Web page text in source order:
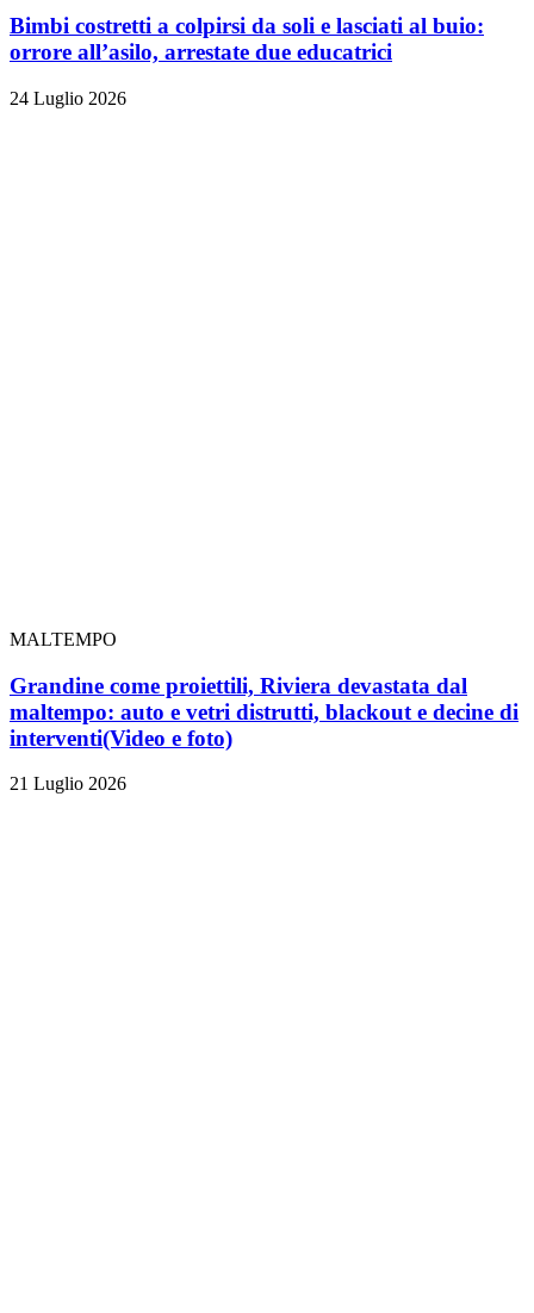
Bimbi costretti a colpirsi da soli e lasciati al buio:
orrore all’asilo, arrestate due educatrici
24 Luglio 2026
MALTEMPO
Grandine come proiettili, Riviera devastata dal
maltempo: auto e vetri distrutti, blackout e decine di
interventi(Video e foto)
21 Luglio 2026